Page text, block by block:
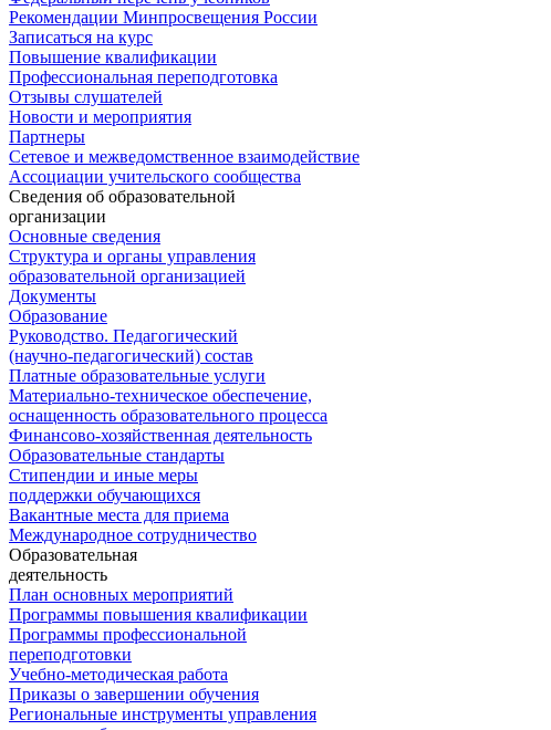
Рекомендации Минпросвещения России
Записаться на курс
Повышение квалификации
Профессиональная переподготовка
Отзывы слушателей
Новости и мероприятия
Партнеры
Сетевое и межведомственное взаимодействие
Ассоциации учительского сообщества
Сведения об образовательной
организации
Основные сведения
Структура и органы управления
образовательной организацией
Документы
Образование
Руководство. Педагогический
(научно-педагогический) состав
Платные образовательные услуги
Материально-техническое обеспечение,
оснащенность образовательного процесса
Финансово-хозяйственная деятельность
Образовательные стандарты
Стипендии и иные меры
поддержки обучающихся
Вакантные места для приема
Международное сотрудничество
Образовательная
деятельность
План основных мероприятий
Программы повышения квалификации
Программы профессиональной
переподготовки
Учебно-методическая работа
Приказы о завершении обучения
Региональные инструменты управления